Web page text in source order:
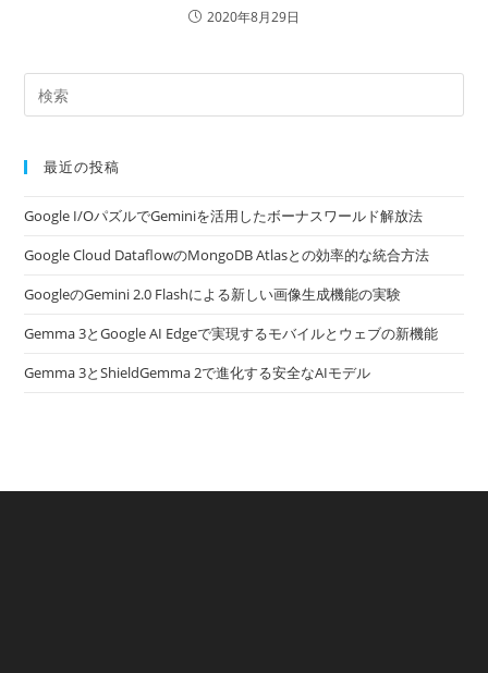
2020年8月29日
最近の投稿
Google I/OパズルでGeminiを活用したボーナスワールド解放法
Google Cloud DataflowのMongoDB Atlasとの効率的な統合方法
GoogleのGemini 2.0 Flashによる新しい画像生成機能の実験
Gemma 3とGoogle AI Edgeで実現するモバイルとウェブの新機能
Gemma 3とShieldGemma 2で進化する安全なAIモデル